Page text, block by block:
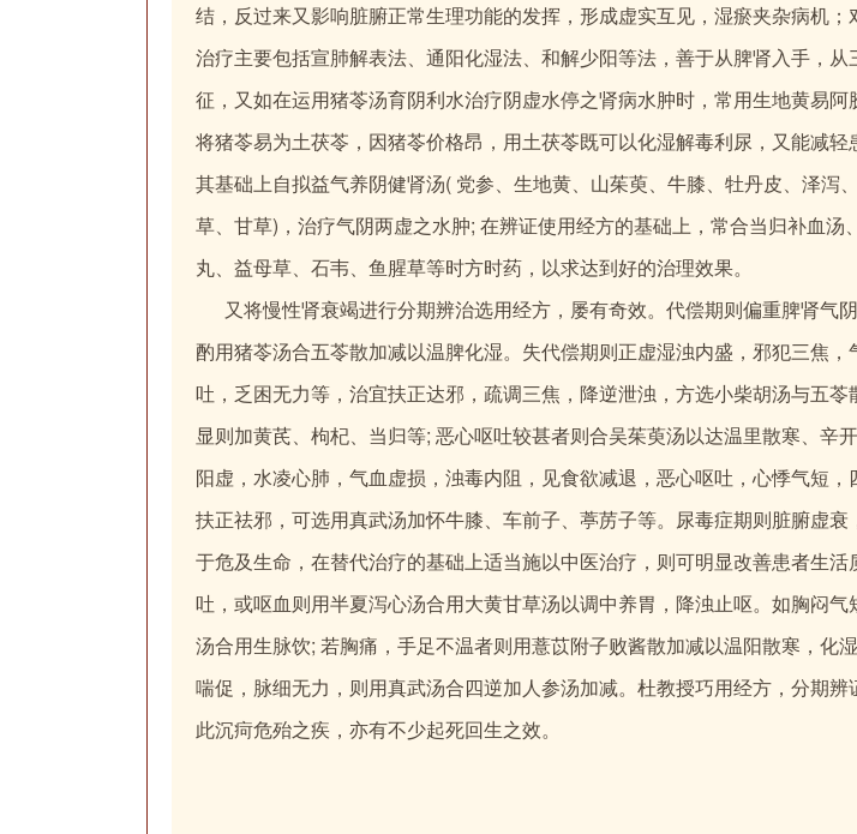
结，反过来又影响脏腑正常生理功能的发挥，形成虚实互见，湿瘀夹杂病机；
治疗主要包括宣肺解表法、通阳化湿法、和解少阳等法，善于从脾肾入手，从
征，又如在运用猪苓汤育阴利水治疗阴虚水停之肾病水肿时，常用生地黄易阿
将猪苓易为土茯苓，因猪苓价格昂，用土茯苓既可以化湿解毒利尿，又能减轻
其基础上自拟益气养阴健肾汤( 党参、生地黄、山茱萸、牛膝、牡丹皮、泽泻
草、甘草)，治疗气阴两虚之水肿; 在辨证使用经方的基础上，常合当归补血汤
丸、益母草、石韦、鱼腥草等时方时药，以求达到好的治理效果。
又将慢性肾衰竭进行分期辨治选用经方，屡有奇效。代偿期则偏重脾肾气
酌用猪苓汤合五苓散加减以温脾化湿。失代偿期则正虚湿浊内盛，邪犯三焦，
吐，乏困无力等，治宜扶正达邪，疏调三焦，降逆泄浊，方选小柴胡汤与五苓
显则加黄芪、枸杞、当归等; 恶心呕吐较甚者则合吴茱萸汤以达温里散寒、辛
阳虚，水凌心肺，气血虚损，浊毒内阻，见食欲减退，恶心呕吐，心悸气短，
扶正祛邪，可选用真武汤加怀牛膝、车前子、葶苈子等。尿毒症期则脏腑虚衰
于危及生命，在替代治疗的基础上适当施以中医治疗，则可明显改善患者生活
吐，或呕血则用半夏泻心汤合用大黄甘草汤以调中养胃，降浊止呕。如胸闷气
汤合用生脉饮; 若胸痛，手足不温者则用薏苡附子败酱散加减以温阳散寒，化
喘促，脉细无力，则用真武汤合四逆加人参汤加减。杜教授巧用经方，分期辨
此沉疴危殆之疾，亦有不少起死回生之效。